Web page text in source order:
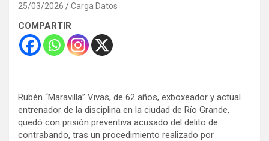
25/03/2026 Carga Datos
COMPARTIR
Rubén “Maravilla” Vivas, de 62 años, exboxeador y actual
entrenador de la disciplina en la ciudad de Río Grande,
quedó con prisión preventiva acusado del delito de
contrabando, tras un procedimiento realizado por